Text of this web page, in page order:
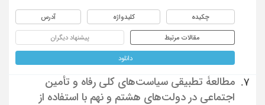
چکیده کلیدواژه آدرس
مقالات مرتبط پیشنهاد دیگران
دانلود
7.
مطالعۀ تطبیقی سیاست‌های کلی رفاه و تأمین
اجتماعی در دولت‌های هشتم و نهم با استفاده از